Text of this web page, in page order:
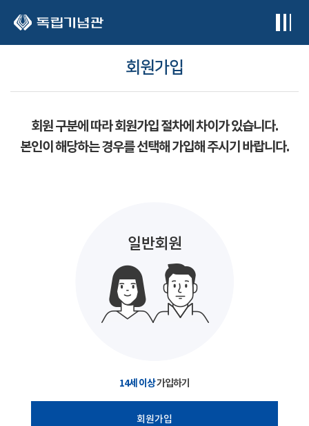
회원가입
회원 구분에 따라 회원가입 절차에 차이가 있습니다.
본인이 해당하는 경우를 선택해 가입해 주시기 바랍니다.
14세 이상가입하기
회원가입